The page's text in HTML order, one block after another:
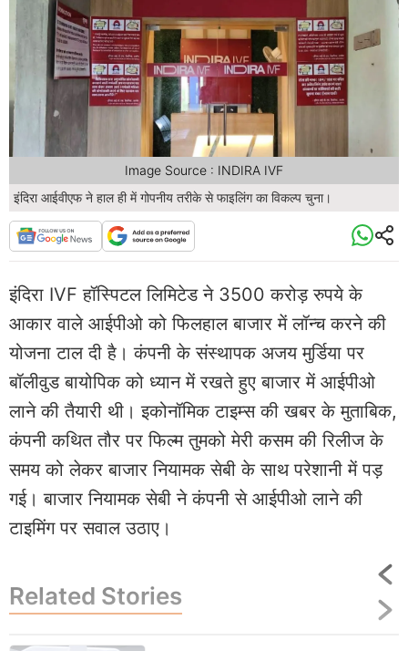
इंदिरा आईवीएफ ने हाल ही में गोपनीय तरीके से फाइलिंग का विकल्प चुना।
Image Source : INDIRA IVF
इंदिरा IVF हॉस्पिटल लिमिटेड ने 3500 करोड़ रुपये के
आकार वाले आईपीओ को फिलहाल बाजार में लॉन्च करने की
योजना टाल दी है। कंपनी के संस्थापक अजय मुर्डिया पर
बॉलीवुड बायोपिक को ध्यान में रखते हुए बाजार में आईपीओ
लाने की तैयारी थी। इकोनॉमिक टाइम्स की खबर के मुताबिक,
कंपनी कथित तौर पर फिल्म तुमको मेरी कसम की रिलीज के
समय को लेकर बाजार नियामक सेबी के साथ परेशानी में पड़
गई। बाजार नियामक सेबी ने कंपनी से आईपीओ लाने की
टाइमिंग पर सवाल उठाए।
Related Stories